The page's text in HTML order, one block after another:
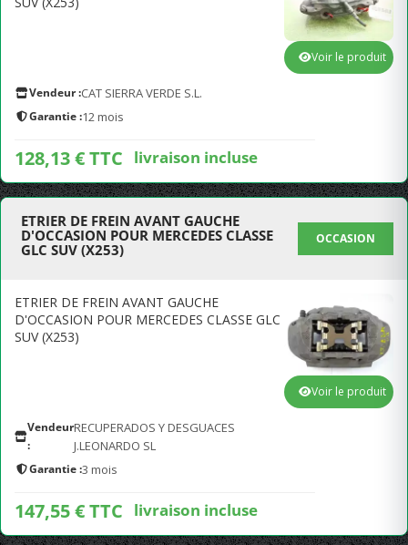
Vendeur :CAT SIERRA VERDE S.L.
Garantie :12 mois
128,13 € TTC livraison incluse
Voir le produit
ETRIER DE FREIN AVANT GAUCHE
D'OCCASION POUR MERCEDES CLASSE
GLC SUV (X253)
OCCASION
ETRIER DE FREIN AVANT GAUCHE
D'OCCASION POUR MERCEDES CLASSE GLC
SUV (X253)
Vendeur
:
RECUPERADOS Y DESGUACES
J.LEONARDO SL
Garantie :3 mois
147,55 € TTC livraison incluse
Voir le produit